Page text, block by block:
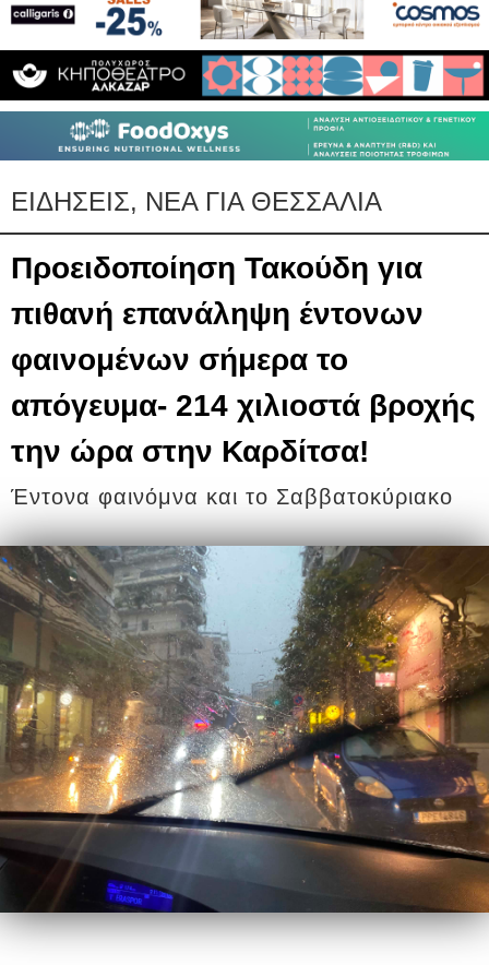
ΕΙΔΗΣΕΙΣ, ΝΕΑ ΓΙΑ ΘΕΣΣΑΛΙΑ
Προειδοποίηση Τακούδη για
πιθανή επανάληψη έντονων
φαινομένων σήμερα το
απόγευμα- 214 χιλιοστά βροχής
την ώρα στην Καρδίτσα!
Έντονα φαινόμνα και το Σαββατοκύριακο